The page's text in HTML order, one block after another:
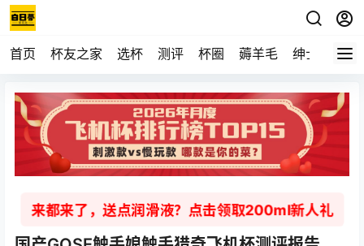
首页 杯友之家 选杯 测评 杯圈 薅羊毛 绅士 视频
来都来了，送点润滑液？点击领取200ml新人礼